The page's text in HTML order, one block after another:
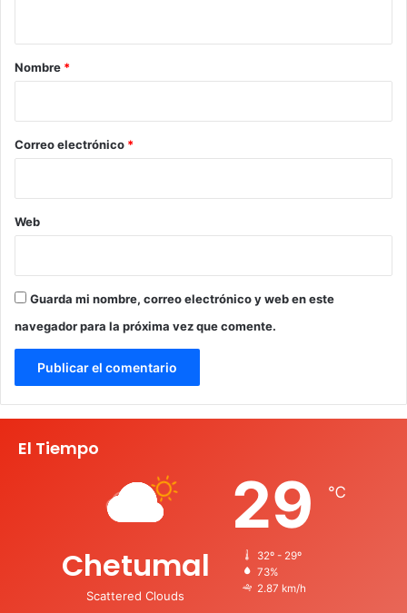
r
*
Nombre *
Correo electrónico *
Web
Guarda mi nombre, correo electrónico y web en este
navegador para la próxima vez que comente.
El Tiempo
Chetumal
Scattered Clouds
29 ℃
32º - 29º
73%
2.87 km/h